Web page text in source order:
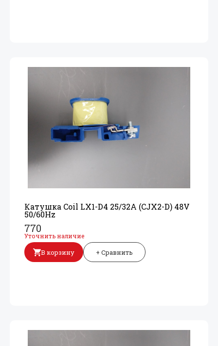
Катушка Coil LX1-D4 25/32A (CJX2-D) 48V
50/60Hz
770
Уточнить наличие
В корзину + Сравнить